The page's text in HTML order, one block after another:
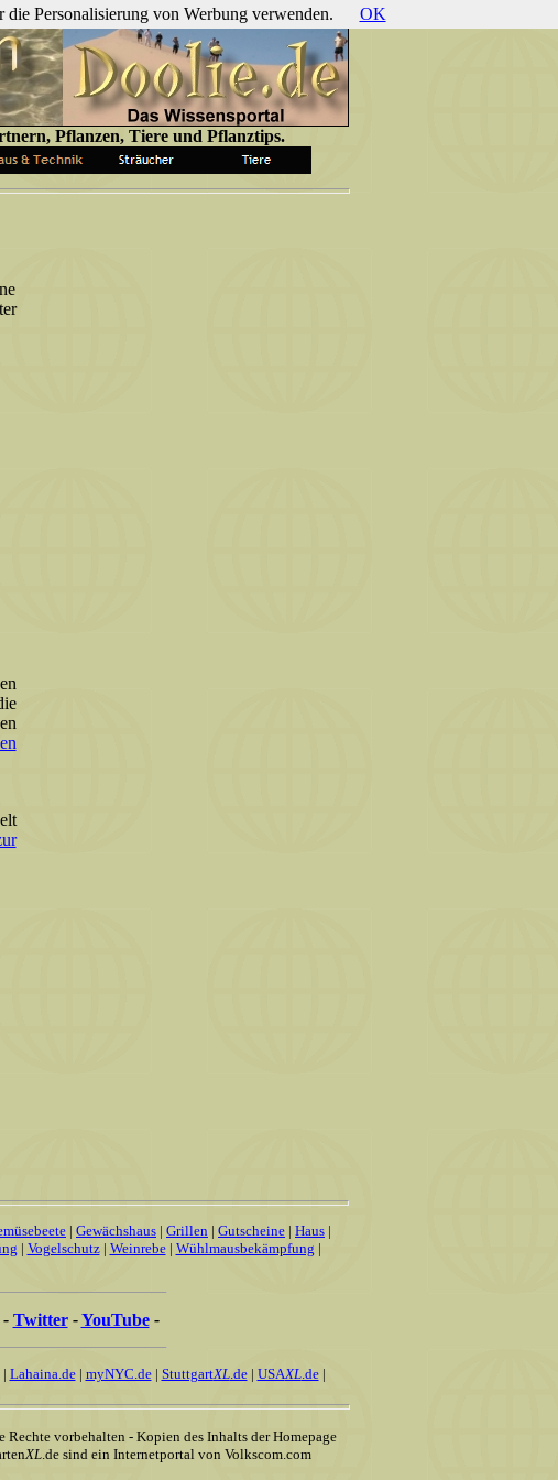
Pflanzen, Tiere und Pflanztips.
| Gewächshaus | Grillen | Gutscheine | Haus |
| Vogelschutz| Weinrebe| Wühlmausbekämpfung |
- Twitter - YouTube -
| Lahaina.de| myNYC.de| StuttgartXL.de| USAXL.de|
vorbehalten - Kopien des Inhalts der Homepage
XL.de sind ein Internetportal von Volkscom.com
Personalisierung von Werbung verwenden. OK